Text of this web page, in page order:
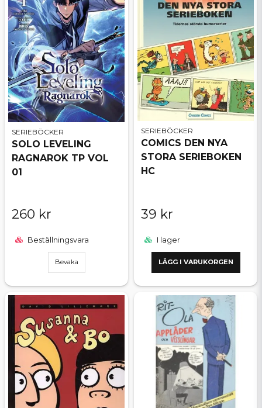
SERIEBÖCKER
SOLO LEVELING
RAGNAROK TP VOL
01
260 kr
Beställningsvara
Bevaka
SERIEBÖCKER
COMICS DEN NYA
STORA SERIEBOKEN
HC
39 kr
I lager
LÄGG I VARUKORGEN